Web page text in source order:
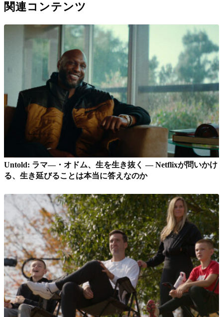
関連コンテンツ
Untold: ラマ―・オドム、生を生き抜く — Netflixが問いかけ
る、生き延びることは本当に答えなのか